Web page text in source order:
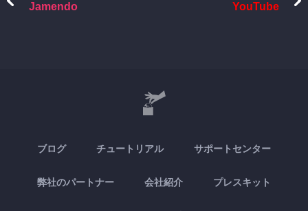
Jamendo YouTube
ブログ チュートリアル サポートセンター
弊社のパートナー 会社紹介 プレスキット